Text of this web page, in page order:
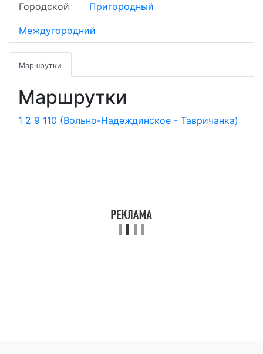
Городской Пригородный
Междугородний
Маршрутки
Маршрутки
1 2 9 110 (Вольно-Надеждинское - Тавричанка)